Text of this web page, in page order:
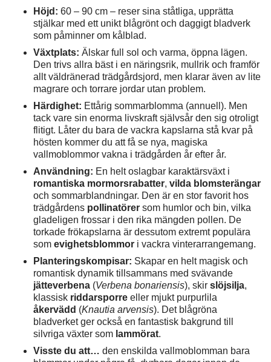
Höjd: 60 – 90 cm – reser sina ståtliga, upprätta
stjälkar med ett unikt blågrönt och daggigt bladverk
som påminner om kålblad.
Växtplats: Älskar full sol och varma, öppna lägen.
Den trivs allra bäst i en näringsrik, mullrik och framför
allt väldränerad trädgårdsjord, men klarar även av lite
magrare och torrare jordar utan problem.
Härdighet: Ettårig sommarblomma (annuell). Men
tack vare sin enorma livskraft självsår den sig otroligt
flitigt. Låter du bara de vackra kapslarna stå kvar på
hösten kommer du att få se nya, magiska
vallmoblommor vakna i trädgården år efter år.
Användning: En helt oslagbar karaktärsväxt i
romantiska mormorsrabatter, vilda blomsterängar
och sommarblandningar. Den är en stor favorit hos
trädgårdens pollinatörer som humlor och bin, vilka
gladeligen frossar i den rika mängden pollen. De
torkade frökapslarna är dessutom extremt populära
som evighetsblommor i vackra vinterarrangemang.
Planteringskompisar: Skapar en helt magisk och
romantisk dynamik tillsammans med svävande
jätteverbena (Verbena bonariensis), skir slöjsilja,
klassisk riddarsporre eller mjukt purpurlila
åkervädd (Knautia arvensis). Det blågröna
bladverket ger också en fantastisk bakgrund till
silvriga växter som lammörat.
Visste du att… den enskilda vallmoblomman bara